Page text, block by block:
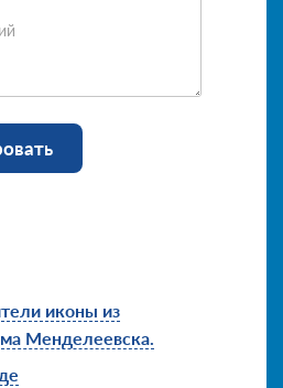
иконы из
Менделеевска.